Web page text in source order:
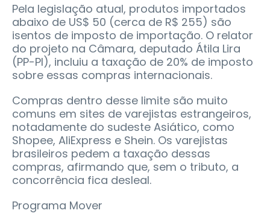
Pela legislação atual, produtos importados
abaixo de US$ 50 (cerca de R$ 255) são
isentos de imposto de importação. O relator
do projeto na Câmara, deputado Átila Lira
(PP-PI), incluiu a taxação de 20% de imposto
sobre essas compras internacionais.
Compras dentro desse limite são muito
comuns em sites de varejistas estrangeiros,
notadamente do sudeste Asiático, como
Shopee, AliExpress e Shein. Os varejistas
brasileiros pedem a taxação dessas
compras, afirmando que, sem o tributo, a
concorrência fica desleal.
Programa Mover